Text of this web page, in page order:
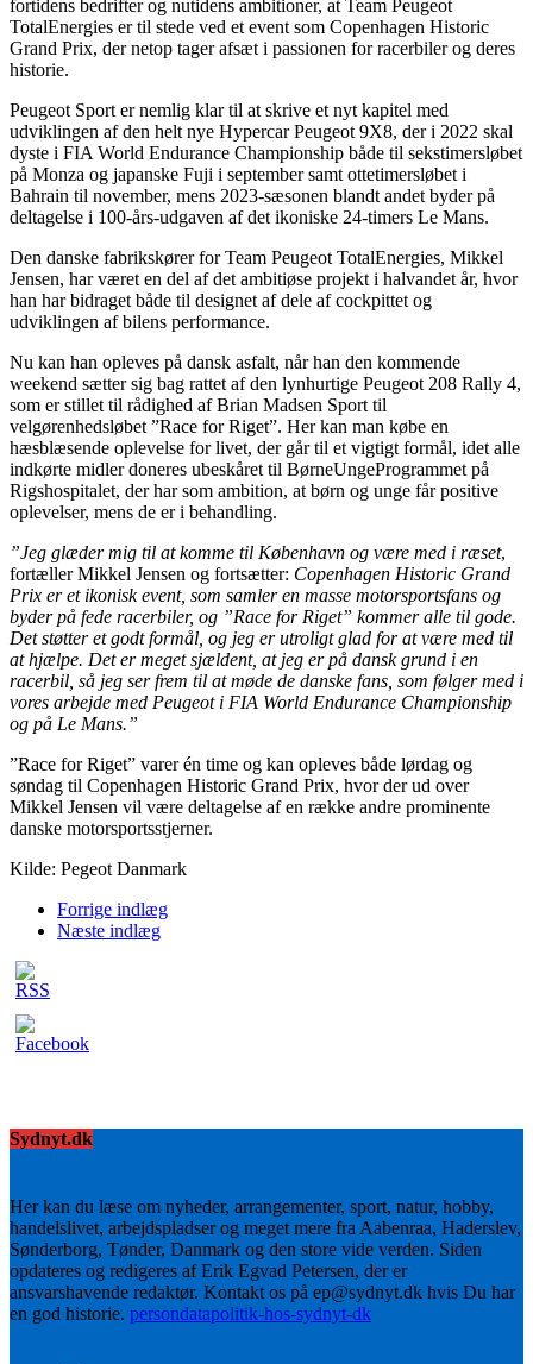
fortidens bedrifter og nutidens ambitioner, at Team Peugeot
TotalEnergies er til stede ved et event som Copenhagen Historic
Grand Prix, der netop tager afsæt i passionen for racerbiler og deres
historie.
Peugeot Sport er nemlig klar til at skrive et nyt kapitel med
udviklingen af den helt nye Hypercar Peugeot 9X8, der i 2022 skal
dyste i FIA World Endurance Championship både til sekstimersløbet
på Monza og japanske Fuji i september samt ottetimersløbet i
Bahrain til november, mens 2023-sæsonen blandt andet byder på
deltagelse i 100-års-udgaven af det ikoniske 24-timers Le Mans.
Den danske fabrikskører for Team Peugeot TotalEnergies, Mikkel
Jensen, har været en del af det ambitiøse projekt i halvandet år, hvor
han har bidraget både til designet af dele af cockpittet og
udviklingen af bilens performance.
Nu kan han opleves på dansk asfalt, når han den kommende
weekend sætter sig bag rattet af den lynhurtige Peugeot 208 Rally 4,
som er stillet til rådighed af Brian Madsen Sport til
velgørenhedsløbet ”Race for Riget”. Her kan man købe en
hæsblæsende oplevelse for livet, der går til et vigtigt formål, idet alle
indkørte midler doneres ubeskåret til BørneUngeProgrammet på
Rigshospitalet, der har som ambition, at børn og unge får positive
oplevelser, mens de er i behandling.
”Jeg glæder mig til at komme til København og være med i ræset,
fortæller Mikkel Jensen og fortsætter: Copenhagen Historic Grand
Prix er et ikonisk event, som samler en masse motorsportsfans og
byder på fede racerbiler, og ”Race for Riget” kommer alle til gode.
Det støtter et godt formål, og jeg er utroligt glad for at være med til
at hjælpe. Det er meget sjældent, at jeg er på dansk grund i en
racerbil, så jeg ser frem til at møde de danske fans, som følger med i
vores arbejde med Peugeot i FIA World Endurance Championship
og på Le Mans.”
”Race for Riget” varer én time og kan opleves både lørdag og
søndag til Copenhagen Historic Grand Prix, hvor der ud over
Mikkel Jensen vil være deltagelse af en række andre prominente
danske motorsportsstjerner.
Kilde: Pegeot Danmark
Forrige indlæg
Næste indlæg
Sydnyt.dk
Her kan du læse om nyheder, arrangementer, sport, natur, hobby,
handelslivet, arbejdspladser og meget mere fra Aabenraa, Haderslev,
Sønderborg, Tønder, Danmark og den store vide verden. Siden
opdateres og redigeres af Erik Egvad Petersen, der er
ansvarshavende redaktør. Kontakt os på ep@sydnyt.dk hvis Du har
en god historie. persondatapolitik-hos-sydnyt-dk